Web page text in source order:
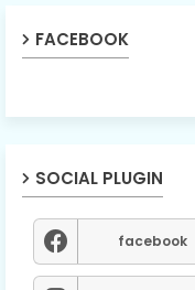
FACEBOOK
SOCIAL PLUGIN
facebook